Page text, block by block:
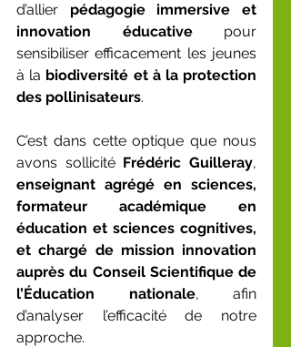
d’allier pédagogie immersive et
innovation éducative pour
sensibiliser efficacement les jeunes
à la biodiversité et à la protection
des pollinisateurs.
C’est dans cette optique que nous
avons sollicité Frédéric Guilleray
enseignant agrégé en sciences,
formateur académique en
éducation et sciences cognitives,
et chargé de mission innovation
auprès du Conseil Scientifique de
l’Éducation nationale, afin
d’analyser l’efficacité de notre
approche.